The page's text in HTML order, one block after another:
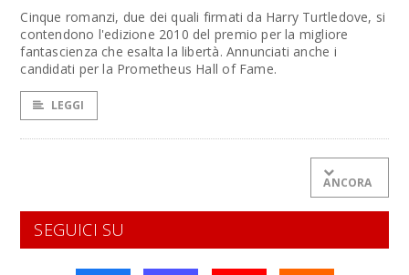
Cinque romanzi, due dei quali firmati da Harry Turtledove, si
contendono l'edizione 2010 del premio per la migliore
fantascienza che esalta la libertà. Annunciati anche i
candidati per la Prometheus Hall of Fame.
LEGGI
ANCORA
SEGUICI SU